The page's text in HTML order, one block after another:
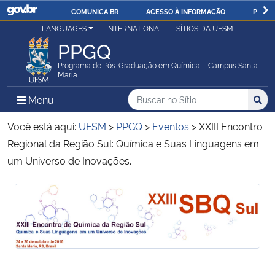
IR
O
COMUNICA BR ACESSO À INFORMAÇÃO
Ministério da Justiça e Segurança Pública
Ministério da Defesa
Ministério das Relações Exteriores
Ministério da Economia
Ministério da Infraestrutura
Ministério da Agricultura, Pecuária e Abastecimento
LANGUAGES INTERNATIONAL SÍTIOS DA UFSM
PPGQ
Programa de Pós-Graduação em Química – Campus Santa
Maria
Menu Menu Principal do Sítio
Busca
Buscar no no Sítio
Busca:
Você está aqui: UFSM > PPGQ > Eventos >XXIII Encontro
Regional da Região Sul: Química e Suas Linguagens em
um Universo de Inovações.
Início do conteúdo
Início do conteúdo